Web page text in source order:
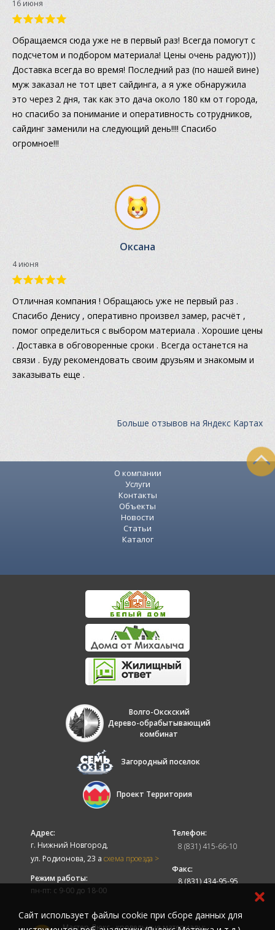
16 июня
Обращаемся сюда уже не в первый раз! Всегда помогут с
подсчетом и подбором материала! Цены очень радуют)))
Доставка всегда во время! Последний раз (по нашей вине)
муж заказал не тот цвет сайдинга, а я уже обнаружила
это через 2 дня, так как это дача около 180 км от города,
но спасибо за понимание и оперативность сотрудников,
сайдинг заменили на следующий день!!!! Спасибо
огромное!!!
Оксана
4 июня
Отличная компания ! Обращаюсь уже не первый раз .
Спасибо Денису , оперативно произвел замер, расчёт ,
помог определиться с выбором материала . Хорошие цены
. Доставка в обговоренные сроки . Всегда останется на
связи . Буду рекомендовать своим друзьям и знакомым и
заказывать еще .
Больше отзывов на Яндекс Картах
О компании
Услуги
Контакты
Объекты
Новости
Статьи
Каталог
Волго-Окскский
Дерево-обрабытывающий
комбинат
Загородный поселок
Проект Территория
Адрес:
г. Нижний Новгород,
ул. Родионова, 23 а схема проезда >
Режим работы:
пн-пт: с 9-00 до 18-00
Телефон:
8 (831) 415-66-10
Факс:
8 (831) 434-95-95
Мастер-Люкс - кровельные материалы:
Cайт использует файлы cookie при сборе данных для